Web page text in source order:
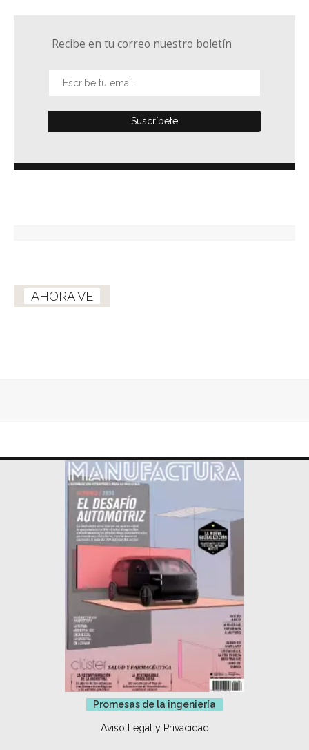
Recibe en tu correo nuestro boletín
AHORA VE
Promesas de la ingeniería
Aviso Legal y Privacidad